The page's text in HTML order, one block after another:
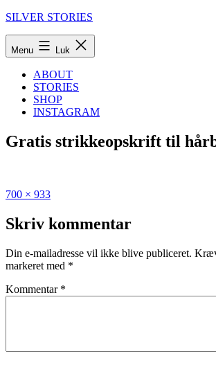
Fortsæt
SILVER STORIES
Menu Luk
ABOUT
STORIES
SHOP
INSTAGRAM
Gratis strikkeopskrift til
Udgivet
Strikket
scrunchie
hårelastik
–
strikkeopskrift
Fuld
700 × 933
Skriv kommentar
Din e-mailadresse vil ikke blive publiceret.
markeret med *
Kommentar *